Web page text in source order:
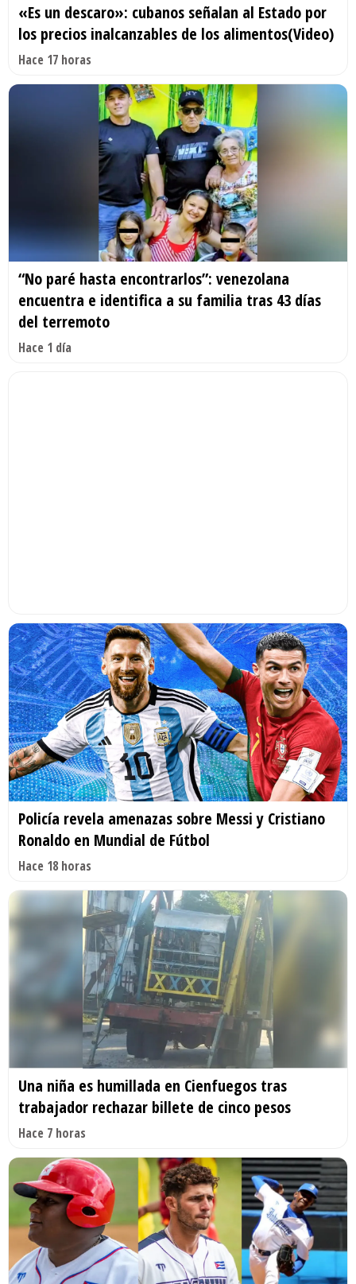
«Es un descaro»: cubanos señalan al Estado por
los precios inalcanzables de los alimentos(Video)
Hace 17 horas
“No paré hasta encontrarlos”: venezolana
encuentra e identifica a su familia tras 43 días
del terremoto
Hace 1 día
Policía revela amenazas sobre Messi y Cristiano
Ronaldo en Mundial de Fútbol
Hace 18 horas
Una niña es humillada en Cienfuegos tras
trabajador rechazar billete de cinco pesos
Hace 7 horas